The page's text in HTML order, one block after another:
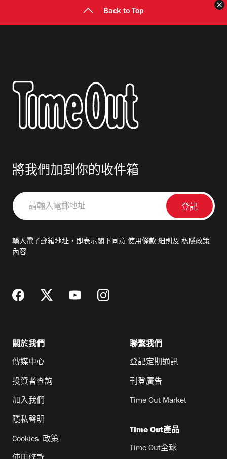
Back to Top
將我們加到你的收件箱
請
輸
郵
輸入電子郵箱地址，即表示閣下同意 使用條款 細則及 私隱政策
內容
關於我們
傳媒中心
投資者查詢
加入我們
隱私聲明
Cookies 政策
聯繫我們
登記定期通訊
刊登廣告
Time Out Market
Time Out產品
Time Out全球